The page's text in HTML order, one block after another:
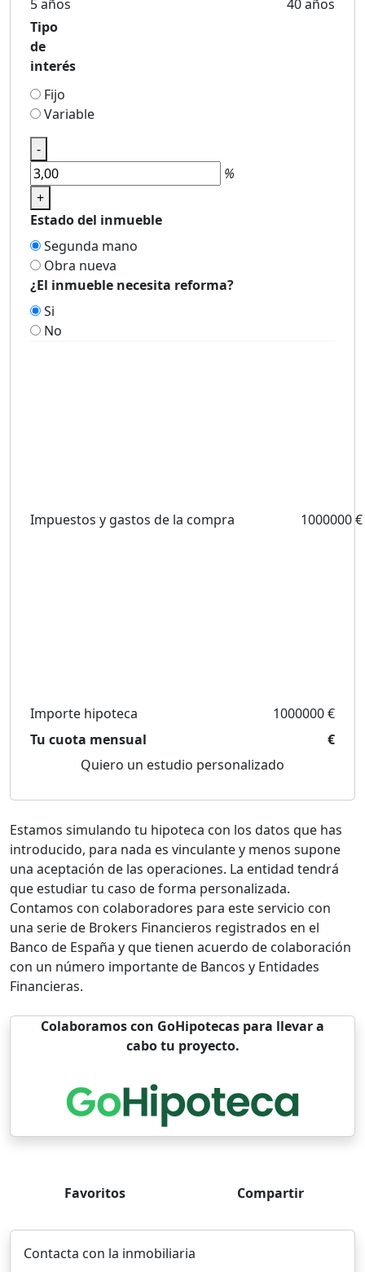
5 años
40 años
Tipo
de
interés
Fijo
Variable
-
%
+
Estado del inmueble
Segunda mano
Obra nueva
¿El inmueble necesita reforma?
Si
No
Impuestos y gastos de la compra 1000000 €
Importe hipoteca
1000000 €
Tu cuota mensual
€
Quiero un estudio personalizado
Estamos simulando tu hipoteca con los datos que has
introducido, para nada es vinculante y menos supone
una aceptación de las operaciones. La entidad tendrá
que estudiar tu caso de forma personalizada.
Contamos con colaboradores para este servicio con
una serie de Brokers Financieros registrados en el
Banco de España y que tienen acuerdo de colaboración
con un número importante de Bancos y Entidades
Financieras.
Colaboramos con GoHipotecas para llevar a
cabo tu proyecto.
Favoritos Compartir
Contacta con la inmobiliaria